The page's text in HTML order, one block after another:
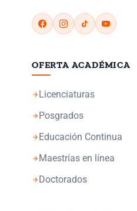
OFERTA ACADÉMICA
arrow_forward Licenciaturas
arrow_forward Posgrados
arrow_forward Educación Continua
arrow_forward Maestrías en línea
arrow_forward Doctorados